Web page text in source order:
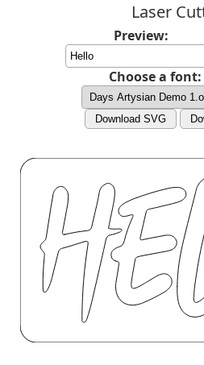
Laser
Preview:
Choose a font:
Download SVG